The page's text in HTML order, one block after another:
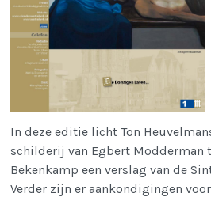
In deze editie licht Ton
schilderij van Egbert Modderman
Bekenkamp een verslag van de
Verder zijn er aankondigingen